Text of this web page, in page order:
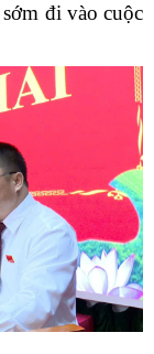
đi vào cuộc